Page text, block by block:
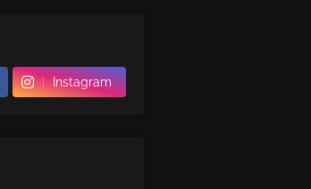
Instagram